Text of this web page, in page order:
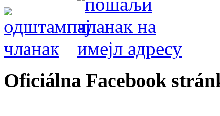
Oficiálna Facebook